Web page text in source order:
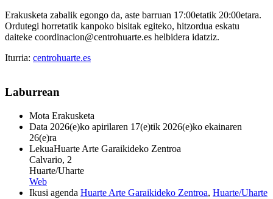
Erakusketa zabalik egongo da, aste barruan 17:00etatik 20:00etara.
Ordutegi horretatik kanpoko bisitak egiteko, hitzordua eskatu
daiteke coordinacion@centrohuarte.es helbidera idatziz.
Iturria: centrohuarte.es
Laburrean
Mota Erakusketa
Data 2026(e)ko apirilaren 17(e)tik 2026(e)ko ekainaren
26(e)ra
LekuaHuarte Arte Garaikideko Zentroa
Calvario, 2
Huarte/Uharte
Web
Ikusi agenda Huarte Arte Garaikideko Zentroa, Huarte/Uharte